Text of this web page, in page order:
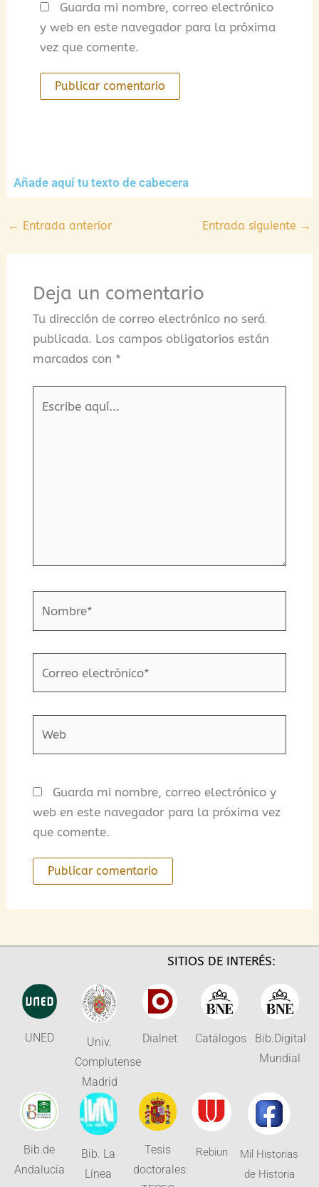
Guarda mi nombre, correo electrónico
y web en este navegador para la próxima
vez que comente.
Añade aquí tu texto de cabecera
← Entrada anterior Entrada siguiente →
Deja un comentario
Tu dirección de correo electrónico no será
publicada. Los campos obligatorios están
marcados con *
electrónico*
Guarda mi nombre, correo electrónico y
web en este navegador para la próxima vez
que comente.
SITIOS DE INTERÉS:
UNED
Univ.
Complutense
Madrid
Dialnet Catálogos
Bib.Digital
Mundial
Bib.de
Andalucía
Bib. La
Línea
Tesis
doctorales:
Rebiun
Mil Historias
de Historia